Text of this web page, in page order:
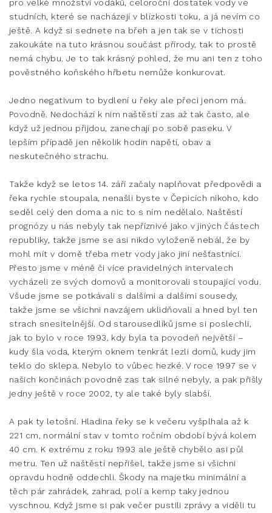
pro velké množství vodáků, celoroční dostatek vody ve
studních, které se nacházejí v blízkosti toku, a já nevím co
ještě. A když si sednete na břeh a jen tak se v tichosti
zakoukáte na tuto krásnou součást přírody, tak to prostě
nemá chybu. Je to tak krásný pohled, že mu ani ten z toho
pověstného koňského hřbetu nemůže konkurovat.
Jedno negativum to bydlení u řeky ale přeci jenom má.
Povodně. Nedochází k nim naštěstí zas až tak často, ale
když už jednou přijdou, zanechají po sobě paseku. V
lepším případě jen několik hodin napětí, obav a
neskutečného strachu.
Takže když se letos 14. září začaly naplňovat předpovědi a
řeka rychle stoupala, nenašli byste v Čepicích nikoho, kdo
seděl celý den doma a nic to s ním nedělalo. Naštěstí
prognózy u nás nebyly tak nepříznivé jako v jiných částech
republiky, takže jsme se asi nikdo vyloženě nebál, že by
mohl mít v domě třeba metr vody jako jiní nešťastníci.
Přesto jsme v méně či více pravidelných intervalech
vycházeli ze svých domovů a monitorovali stoupající vodu.
Všude jsme se potkávali s dalšími a dalšími sousedy,
takže jsme se všichni navzájem uklidňovali a hned byl ten
strach snesitelnější. Od starousedlíků jsme si poslechli,
jak to bylo v roce 1993, kdy byla ta povodeň největší –
kudy šla voda, kterým oknem tenkrát lezli domů, kudy jim
teklo do sklepa. Nebylo to vůbec hezké. V roce 1997 se v
našich končinách povodně zas tak silné nebyly, a pak přišly
jedny ještě v roce 2002, ty ale také byly slabší.
A pak ty letošní. Hladina řeky se k večeru vyšplhala až k
221 cm, normální stav v tomto ročním období bývá kolem
40 cm. K extrému z roku 1993 ale ještě chybělo asi půl
metru. Ten už naštěstí nepřišel, takže jsme si všichni
opravdu hodně oddechli. Škody na majetku minimální a
těch pár zahrádek, zahrad, polí a kemp taky jednou
vyschnou. Když jsme si pak večer pustili zprávy a viděli tu